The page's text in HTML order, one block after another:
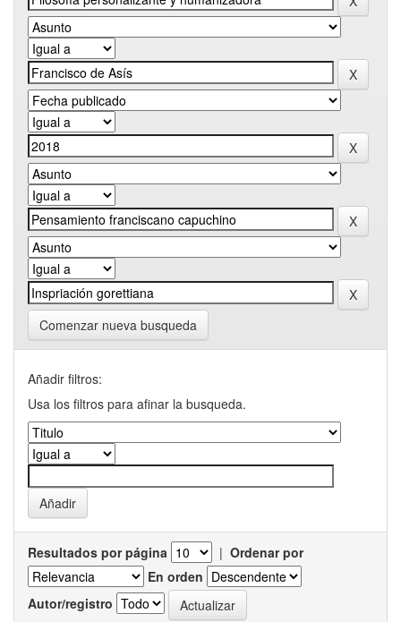
Comenzar nueva busqueda
Añadir filtros:
Usa los filtros para afinar la busqueda.
Resultados por página | Ordenar por
En orden
Autor/registro